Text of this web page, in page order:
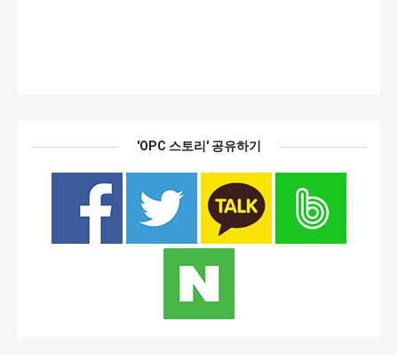
'OPC 스토리' 공유하기